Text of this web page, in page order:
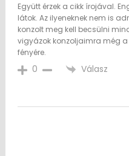
Együtt érzek a cikk írojával.
látok. Az ilyeneknek nem is
konzolt meg kell becsülni
vigyázok konzoljaimra még
fényére.
0 Válasz